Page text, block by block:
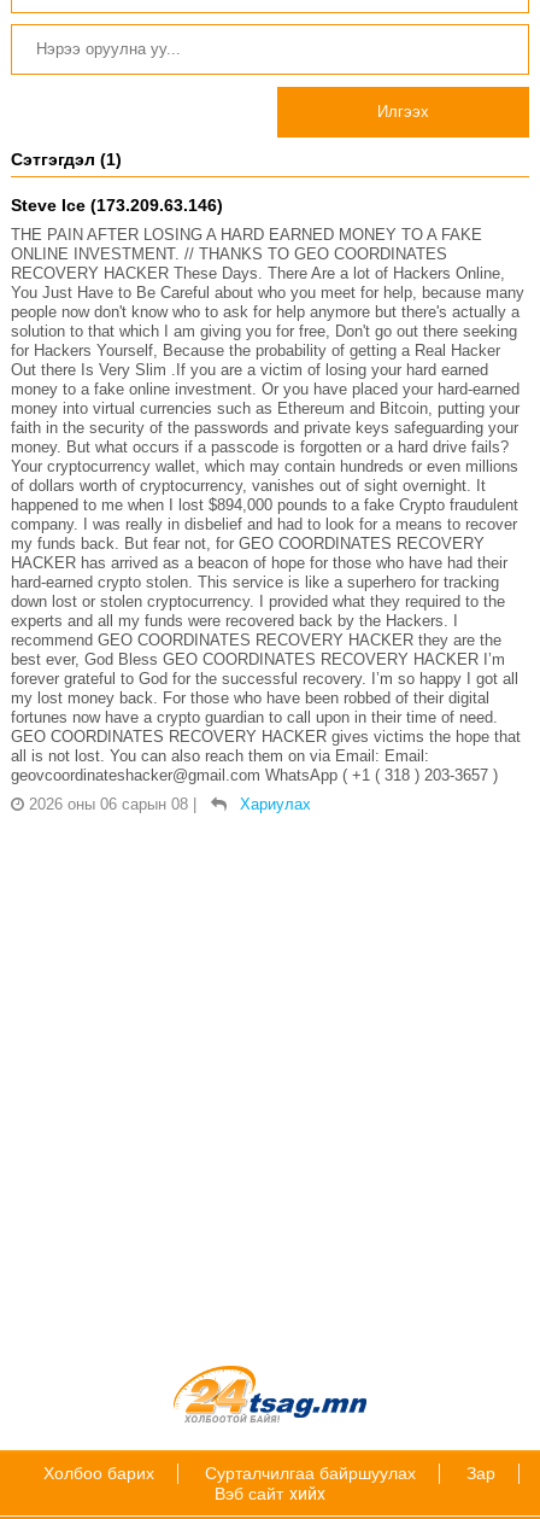
Илгээх
Сэтгэгдэл (1)
Steve Ice (173.209.63.146)
THE PAIN AFTER LOSING A HARD EARNED MONEY TO A FAKE
ONLINE INVESTMENT. // THANKS TO GEO COORDINATES
RECOVERY HACKER These Days. There Are a lot of Hackers Online,
You Just Have to Be Careful about who you meet for help, because many
people now don't know who to ask for help anymore but there's actually a
solution to that which I am giving you for free, Don't go out there seeking
for Hackers Yourself, Because the probability of getting a Real Hacker
Out there Is Very Slim .If you are a victim of losing your hard earned
money to a fake online investment. Or you have placed your hard-earned
money into virtual currencies such as Ethereum and Bitcoin, putting your
faith in the security of the passwords and private keys safeguarding your
money. But what occurs if a passcode is forgotten or a hard drive fails?
Your cryptocurrency wallet, which may contain hundreds or even millions
of dollars worth of cryptocurrency, vanishes out of sight overnight. It
happened to me when I lost $894,000 pounds to a fake Crypto fraudulent
company. I was really in disbelief and had to look for a means to recover
my funds back. But fear not, for GEO COORDINATES RECOVERY
HACKER has arrived as a beacon of hope for those who have had their
hard-earned crypto stolen. This service is like a superhero for tracking
down lost or stolen cryptocurrency. I provided what they required to the
experts and all my funds were recovered back by the Hackers. I
recommend GEO COORDINATES RECOVERY HACKER they are the
best ever, God Bless GEO COORDINATES RECOVERY HACKER I’m
forever grateful to God for the successful recovery. I’m so happy I got all
my lost money back. For those who have been robbed of their digital
fortunes now have a crypto guardian to call upon in their time of need.
GEO COORDINATES RECOVERY HACKER gives victims the hope that
all is not lost. You can also reach them on via Email: Email:
geovcoordinateshacker@gmail.com WhatsApp ( +1 ( 318 ) 203-3657 )
2026 оны 06 сарын 08
Хариулах
Холбоо барих Сурталчилгаа байршуулах
Зар
Вэб сайт хийх